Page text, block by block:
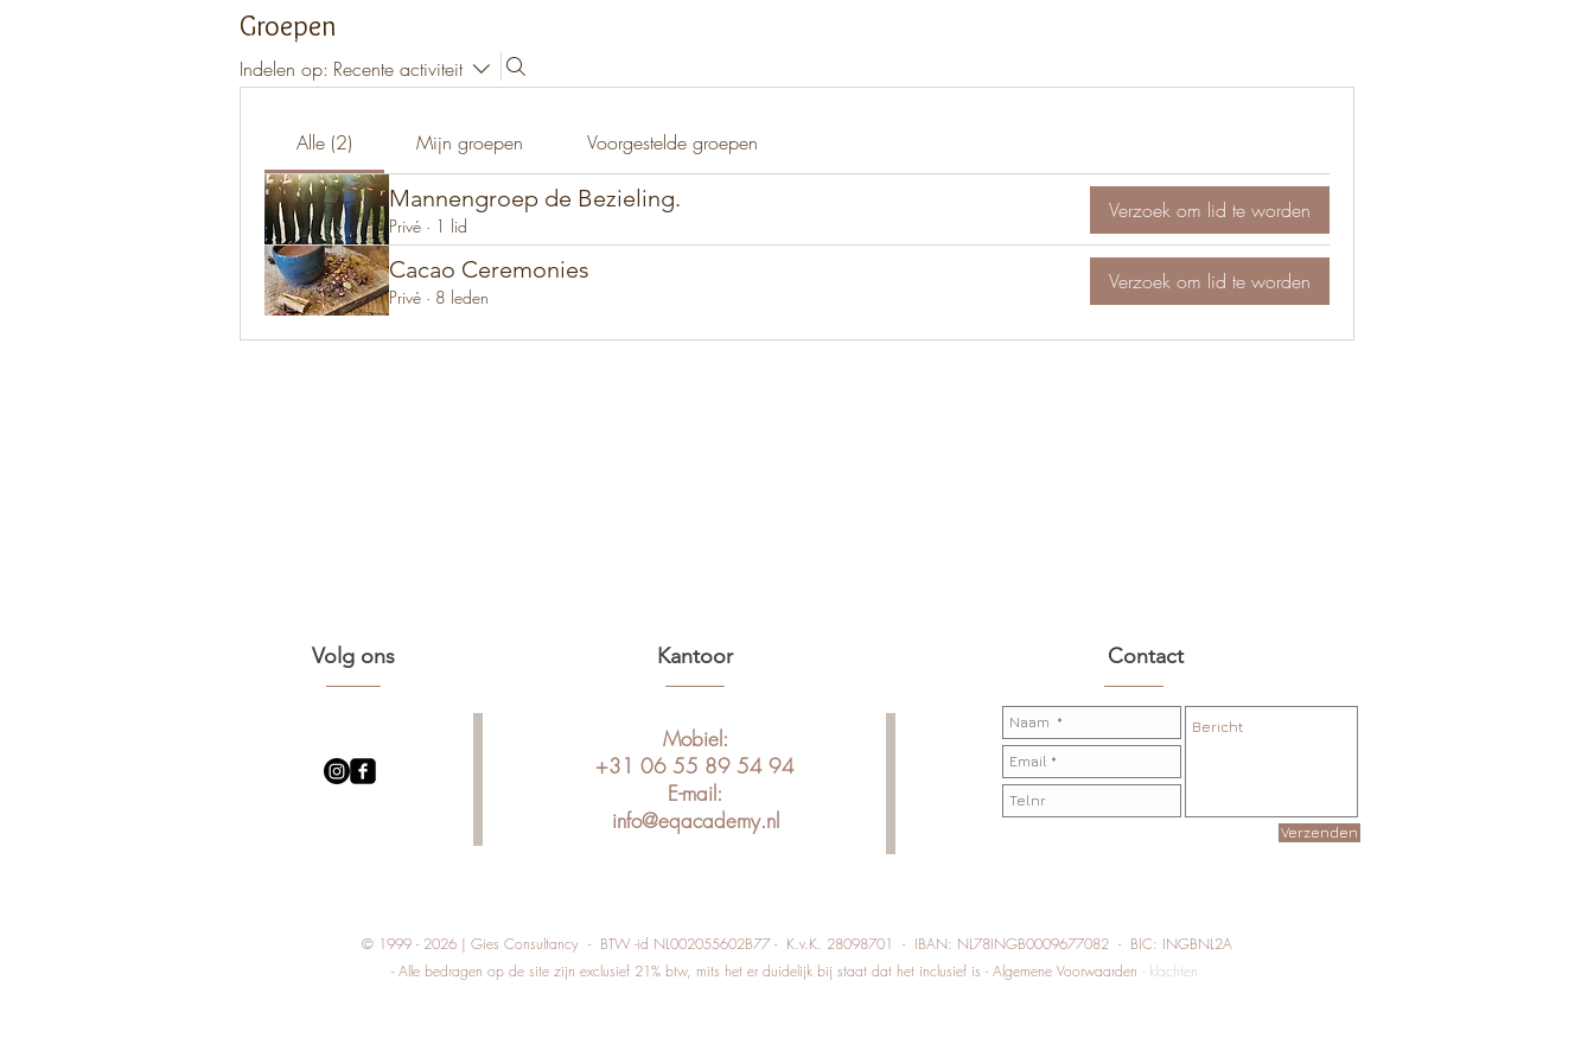
Groepen
Indelen op: Recente activiteit
Alle (2) Mijn groepen Voorgestelde groepen
Mannengroep de Bezieling.
Privé · 1 lid
Verzoek om lid te worden
Cacao Ceremonies
Privé · 8 leden
Verzoek om lid te worden
Home
Volg ons Kantoor
Mobiel:
+31 06 55 89 54 94
E-mail:
info@eqacademy.nl
Contact
Verzenden
© 1999 - 2026 | Gies Consultancy - BTW -id NL002055602B77 - K.v.K. 28098701 - IBAN: NL78INGB0009677082 - BIC: INGBNL2A
- Alle bedragen op de site zijn exclusief 21% btw, mits het er duidelijk bij staat dat het inclusief is - Algemene Voorwaarden - klachten